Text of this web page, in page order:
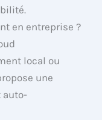
en entreprise ?
local ou
une
auto-